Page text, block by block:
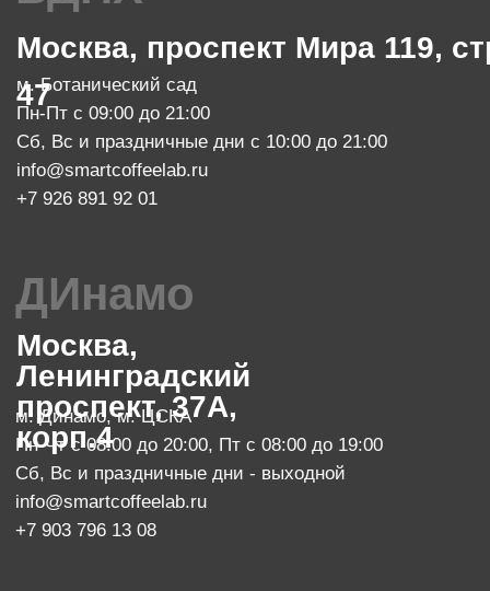
м. Ботанический сад
Пн-Пт с 10:00 до 20:00
+7 977 610 93 68
Москва, проспект Мира 119, стр.
47
обжарочный цех